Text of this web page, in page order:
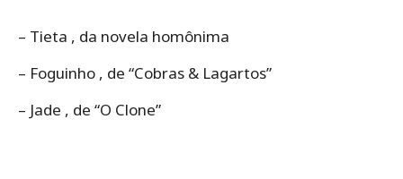
– Tieta , da novela homônima
– Foguinho , de “Cobras & Lagartos”
– Jade , de “O Clone”